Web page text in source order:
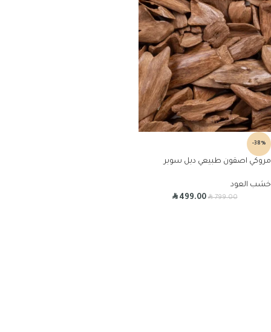
-38%
مروكي اصقون طبيعي دبل سوبر
خشب العود
R799.00
R499.00